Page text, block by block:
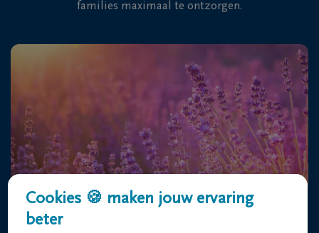
families maximaal te ontzorgen.
Cookies 🍪 maken jouw ervaring
beter